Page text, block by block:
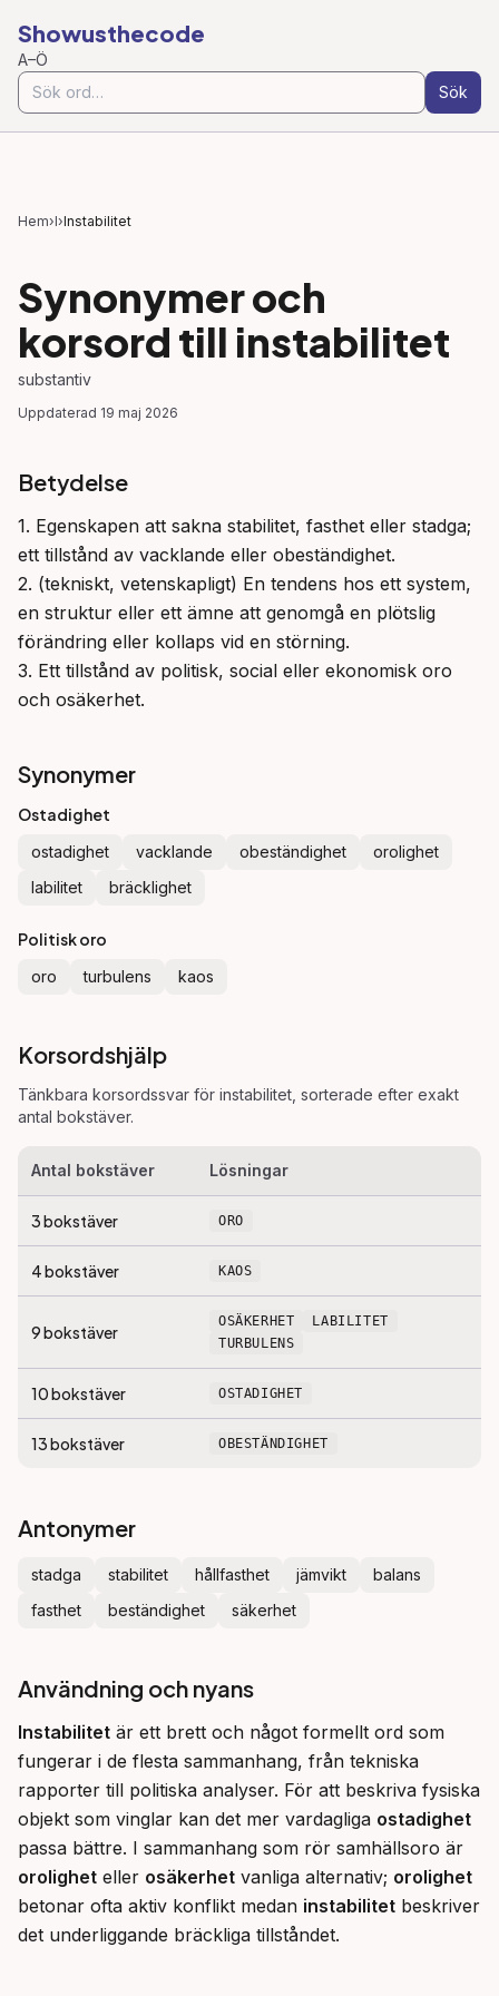
Showusthecode
A–Ö
Sök
Hem›I›Instabilitet
Synonymer och
korsord till instabilitet
substantiv
Uppdaterad 19 maj 2026
Betydelse
1. Egenskapen att sakna stabilitet, fasthet eller stadga;
ett tillstånd av vacklande eller obeständighet.
2. (tekniskt, vetenskapligt) En tendens hos ett system,
en struktur eller ett ämne att genomgå en plötslig
förändring eller kollaps vid en störning.
3. Ett tillstånd av politisk, social eller ekonomisk oro
och osäkerhet.
Synonymer
Ostadighet
ostadighet vacklande obeständighet
orolighet
labilitet
bräcklighet
Politisk oro
oro turbulens kaos
Korsordshjälp
Tänkbara korsordssvar för instabilitet , sorterade efter exakt
antal bokstäver.
Antal bokstäver Lösningar
3bokstäver ORO
4bokstäver KAOS
9bokstäver
OSÄKERHET
LABILITET
TURBULENS
10bokstäver OSTADIGHET
13bokstäver OBESTÄNDIGHET
Antonymer
stadga stabilitet hållfasthet jämvikt
balans
fasthet
beständighet säkerhet
Användning och nyans
Instabilitet är ett brett och något formellt ord som
fungerar i de flesta sammanhang, från tekniska
rapporter till politiska analyser. För att beskriva fysiska
objekt som vinglar kan det mer vardagliga ostadighet
orolighet eller osäkerhet vanliga alternativ; orolighet
betonar ofta aktiv konflikt medan instabilitet beskriver
det underliggande bräckliga tillståndet.